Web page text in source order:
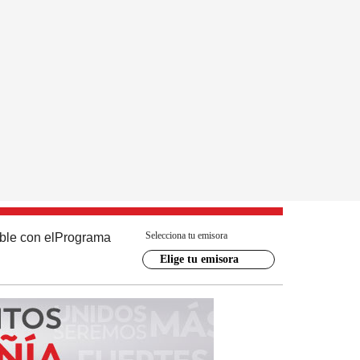
con el Programa Selecciona tu emisora
Elige tu emisora